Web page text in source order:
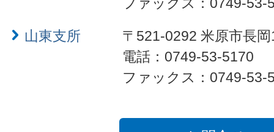
山東支所
〒521-0292 米原市長
電話：0749-53-5170
ファックス：0749-53-